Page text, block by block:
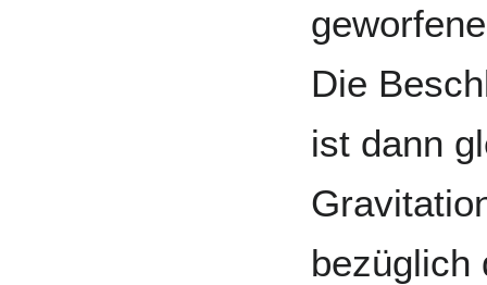
Die
ist dann
bezüglich